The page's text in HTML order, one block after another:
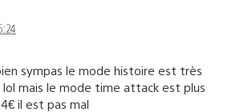
sympas le mode histoire est très
mais le mode time attack est plus
il est pas mal